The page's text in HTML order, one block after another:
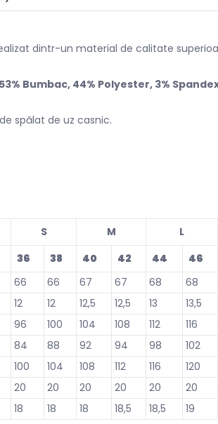
dintr-un material de calitate
53% Bumbac, 44% Polyester, 3%
spălat de uz casnic.
S M L
36 38 40 42 44 46
66 66 67 67 68 68
12 12 12,5 12,5 13 13,5
96 100 104 108 112 116
84 88 92 94 98 102
100 104 108 112 116 120
20 20 20 20 20 20
18 18 18 18,5 18,5 19